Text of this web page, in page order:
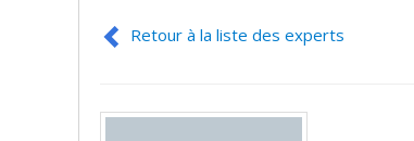
Retour à la liste des experts